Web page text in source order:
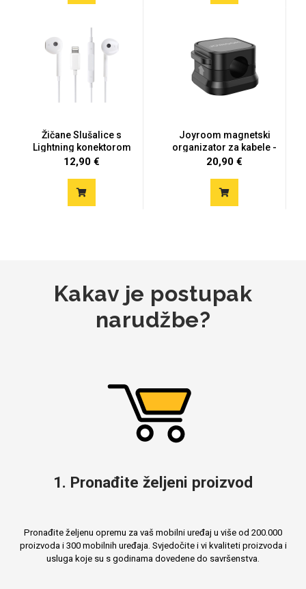
Žičane Slušalice s
Lightning konektorom
12,90 €
Joyroom magnetski
organizator za kabele -
crni...
20,90 €
Kakav je postupak
narudžbe?
1. Pronađite željeni proizvod
Pronađite željenu opremu za vaš mobilni uređaj u više od 200.000
proizvoda i 300 mobilnih uređaja. Svjedočite i vi kvaliteti proizvoda i
usluga koje su s godinama dovedene do savršenstva.